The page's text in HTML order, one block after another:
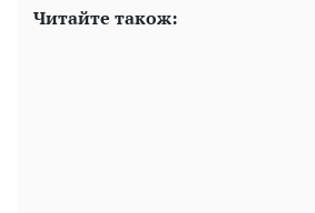
Читайте також: